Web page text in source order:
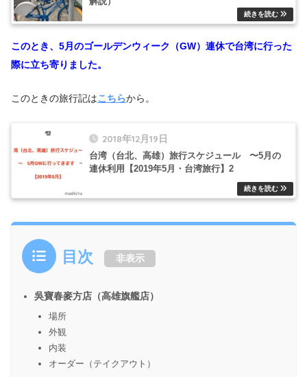
このとき、5月のゴールデンウィーク（GW）連休で台湾に行った
際に立ち寄りました。
このときの旅行記はこちらから。
2018年12月19日
台湾（台北、高雄）旅行スケジュール 〜5月の
連休利用【2019年5月・台湾旅行】2
目次 非表示
吳寶春麥方店（高雄旗艦店）
場所
外観
内装
オーダー（テイクアウト）